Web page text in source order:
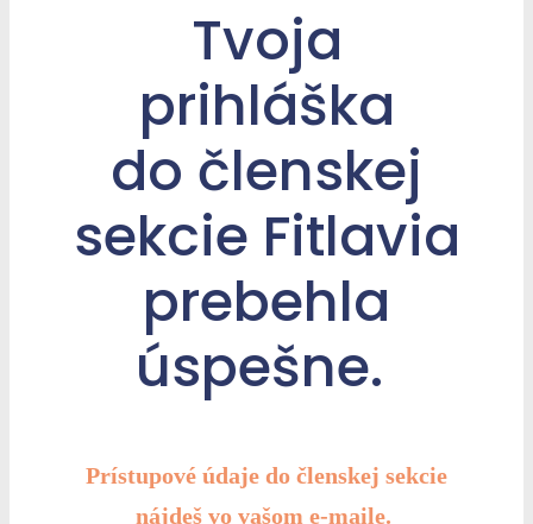
Tvoja
prihláška
do členskej
sekcie Fitlavia
prebehla
úspešne.
Prístupové údaje do členskej sekcie
nájdeš vo vašom e-maile.